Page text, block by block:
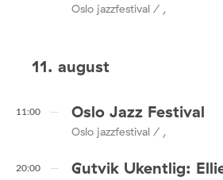
Oslo jazzfestival / ,
11. august
11:00 Oslo Jazz Festival
Oslo jazzfestival / ,
20:00
Gutvik Ukentlig: